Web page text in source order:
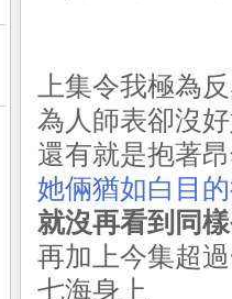
上集令我極為
為人師表卻沒
還有就是抱著
她倆猶如白目
就沒再看到同
再加上今集超
七海身上